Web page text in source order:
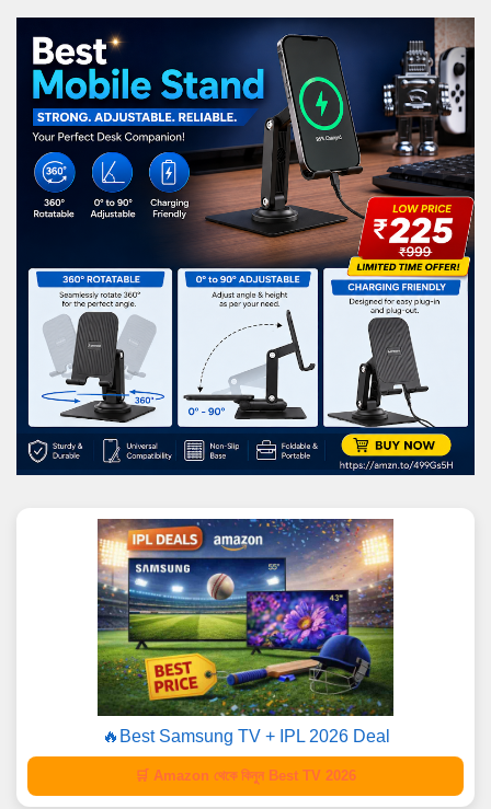
🔥Best Samsung TV + IPL 2026 Deal
🛒 Amazon থেকে কিনুন Best TV 2026